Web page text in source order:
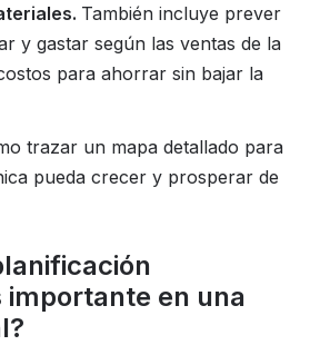
También incluye prever
y gastar según las ventas de la
para ahorrar sin bajar la
trazar un mapa detallado para
pueda crecer y prosperar de
en una